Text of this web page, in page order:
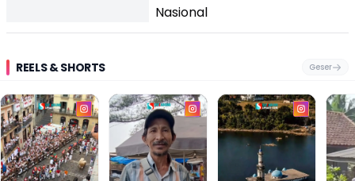
Nasional
REELS & SHORTS Geser